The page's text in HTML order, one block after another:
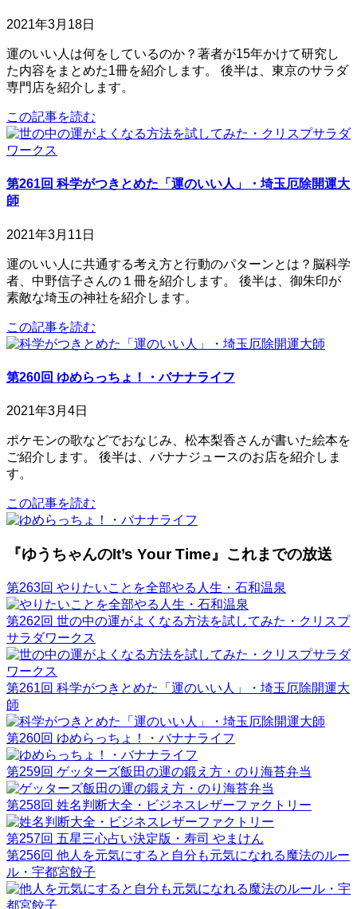
2021年3月18日
運のいい人は何をしているのか？著者が15年かけて研究し
た内容をまとめた1冊を紹介します。 後半は、東京のサラダ
専門店を紹介します。
この記事を読む
第261回 科学がつきとめた「運のいい人」・埼玉厄除開運大
師
2021年3月11日
運のいい人に共通する考え方と行動のパターンとは？脳科学
者、中野信子さんの１冊を紹介します。 後半は、御朱印が
素敵な埼玉の神社を紹介します。
この記事を読む
第260回 ゆめらっちょ！・バナナライフ
2021年3月4日
ポケモンの歌などでおなじみ、松本梨香さんが書いた絵本を
ご紹介します。 後半は、バナナジュースのお店を紹介しま
す。
この記事を読む
『ゆうちゃんのIt’s Your Time』これまでの放送
第263回 やりたいことを全部やる人生・石和温泉
第262回 世の中の運がよくなる方法を試してみた・クリスプ
サラダワークス
第261回 科学がつきとめた「運のいい人」・埼玉厄除開運大
師
第260回 ゆめらっちょ！・バナナライフ
第259回 ゲッターズ飯田の運の鍛え方・のり海苔弁当
第258回 姓名判断大全・ビジネスレザーファクトリー
第257回 五星三心占い決定版・寿司 やまけん
第256回 他人を元気にすると自分も元気になれる魔法のルー
ル・宇都宮餃子